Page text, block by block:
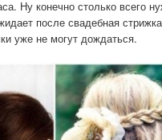
Ну конечно столько всего
после свадебная
уже не могут дождаться.